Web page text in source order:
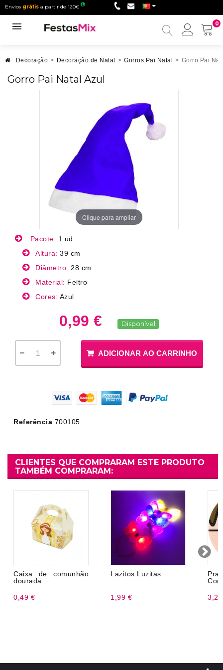
Envios grátis a partir de 120€
0
Minha
Decoração > Decoração de Natal > Gorros Pai Natal > Gorro Pai
Gorro Pai Natal Azul
Clique para ampliar
Pacote: 1 ud
Altura: 39 cm
Diâmetro: 28 cm
Material: Feltro
Cores: Azul
0,99 € Disponível
ADICIONAR AO CARRINHO
Referência 700105
CLIENTES QUE COMPRARAM ESTE PRODUTO
TAMBÉM COMPRARAM:
Caixa de comunhão
dourada
0,49 €
Lazitos Luzitas
1,99 €